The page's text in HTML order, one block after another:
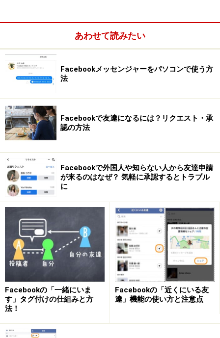
パソコンから性別を設定する
まず、表示する言語をEnglish (US)に変更します。English
(UK)などでは設定できないので注意しましょう。
あわせて読みたい
Facebookメッセンジャーをパソコンで使う方
法
Facebookで友達になるには？リクエスト・承
認の方法
Facebookで外国人や知らない人から友達申請
が来るのはなぜ？ 気軽に承認するとトラブル
に
Facebookの「一緒にいま
す」タグ付けの仕組みと方
法！
Facebookの「近くにいる友
達」機能の使い方と注意点